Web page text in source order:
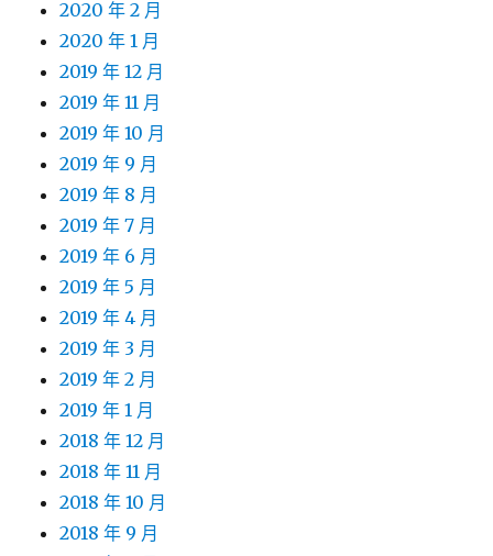
2020 年 2 月
2020 年 1 月
2019 年 12 月
2019 年 11 月
2019 年 10 月
2019 年 9 月
2019 年 8 月
2019 年 7 月
2019 年 6 月
2019 年 5 月
2019 年 4 月
2019 年 3 月
2019 年 2 月
2019 年 1 月
2018 年 12 月
2018 年 11 月
2018 年 10 月
2018 年 9 月